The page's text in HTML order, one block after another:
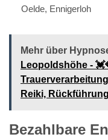
Oelde, Ennigerloh
Mehr über
Leopoldshöhe -
Reiki,
Bezahlbare